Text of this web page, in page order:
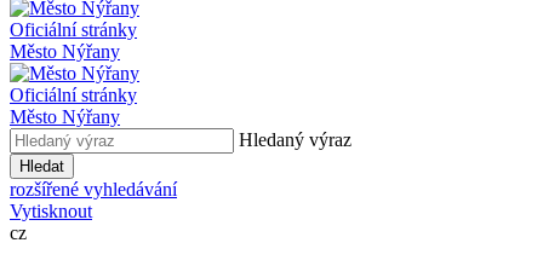
Oficiální stránky
Město Nýřany
Oficiální stránky
Město Nýřany
Hledaný výraz
Hledat
rozšířené vyhledávání
Vytisknout
cz